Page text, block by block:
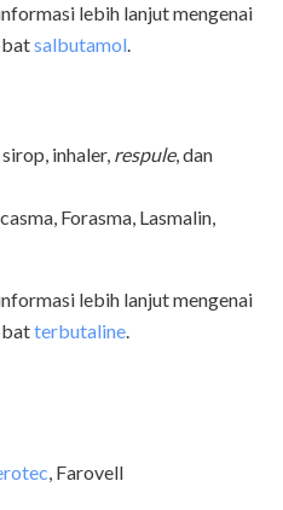
lebih lanjut mengenai
salbutamol.
inhaler, respule, dan
Forasma, Lasmalin,
lebih lanjut mengenai
terbutaline.
, Farovell